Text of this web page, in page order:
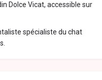
Dolce Vicat, accessible sur
spécialiste du chat